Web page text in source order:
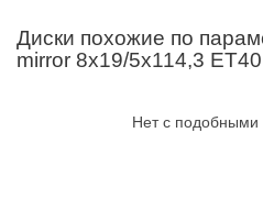
Диски похожие по
mirror 8x19/5x114,3
Нет с